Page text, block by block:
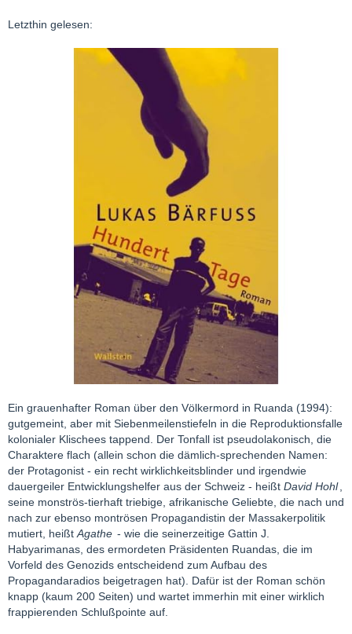
Letzthin gelesen:
Ein grauenhafter Roman über den Völkermord in Ruanda (1994):
gutgemeint, aber mit Siebenmeilenstiefeln in die Reproduktionsfalle
kolonialer Klischees tappend. Der Tonfall ist pseudolakonisch, die
Charaktere flach (allein schon die dämlich-sprechenden Namen:
der Protagonist - ein recht wirklichkeitsblinder und irgendwie
dauergeiler Entwicklungshelfer aus der Schweiz - heißt David Hohl
seine monströs-tierhaft triebige, afrikanische Geliebte, die nach und
nach zur ebenso montrösen Propagandistin der Massakerpolitik
mutiert, heißt Agathe - wie die seinerzeitige Gattin J.
Habyarimanas, des ermordeten Präsidenten Ruandas, die im
Vorfeld des Genozids entscheidend zum Aufbau des
Propagandaradios beigetragen hat). Dafür ist der Roman schön
knapp (kaum 200 Seiten) und wartet immerhin mit einer wirklich
frappierenden Schlußpointe auf.